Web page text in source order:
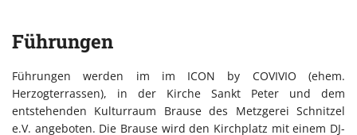
Führungen
Führungen werden im im ICON by COVIVIO (ehem.
Herzogterrassen), in der Kirche Sankt Peter und dem
entstehenden Kulturraum Brause des Metzgerei Schnitzel
e.V. angeboten. Die Brause wird den Kirchplatz mit einem DJ-